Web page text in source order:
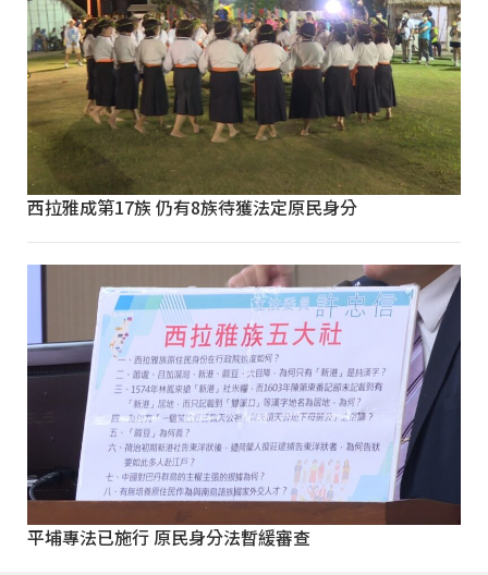
西拉雅成第17族 仍有8族待獲法定原民身分
平埔專法已施行 原民身分法暫緩審查